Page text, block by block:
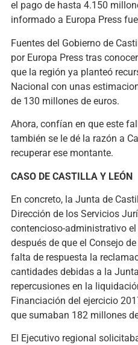
el pago de hasta 4.150
informado a Europa Press
Fuentes del Gobierno de
por Europa Press tras
que la región ya planteó
Nacional con unas
de 130 millones de euros.
Ahora, confían en que este
también se le dé la razón a
recuperar ese montante.
CASO DE CASTILLA Y LEÓN
En concreto, la Junta de
Dirección de los Servicios
contencioso-administrativo
después de que el Consejo
falta de respuesta la
cantidades debidas a la
repercusiones en la
Financiación del ejercicio
que sumaban 182 millones
El Ejecutivo regional